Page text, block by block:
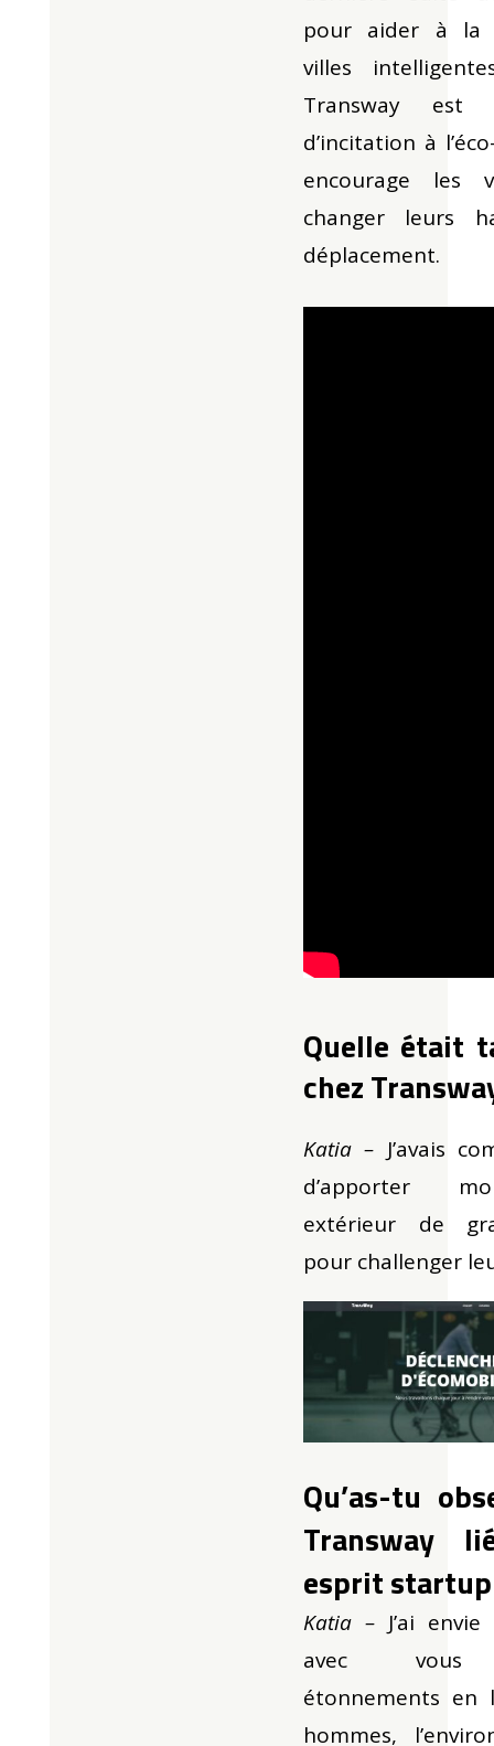
pour aider à la
villes
Transway est
d’incitation à
encourage les
changer leurs
déplacement.
Quelle était
chez
Katia – J’avais
d’apporter
extérieur de
pour challenger
Qu’as-tu
Transway
esprit
Katia – J’ai
avec vous
étonnements en
hommes,